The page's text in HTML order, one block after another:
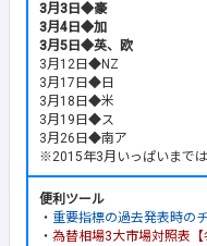
3月3日◆豪
3月4日◆加
3月5日◆英、欧
3月12日◆NZ
3月17日◆日
3月18日◆米
3月19日◆ス
3月26日◆南ア
※2015年3月いっぱいまで
便利ツール
・ 重要指標の過去発表時の
・ 為替相場3大市場対照表【